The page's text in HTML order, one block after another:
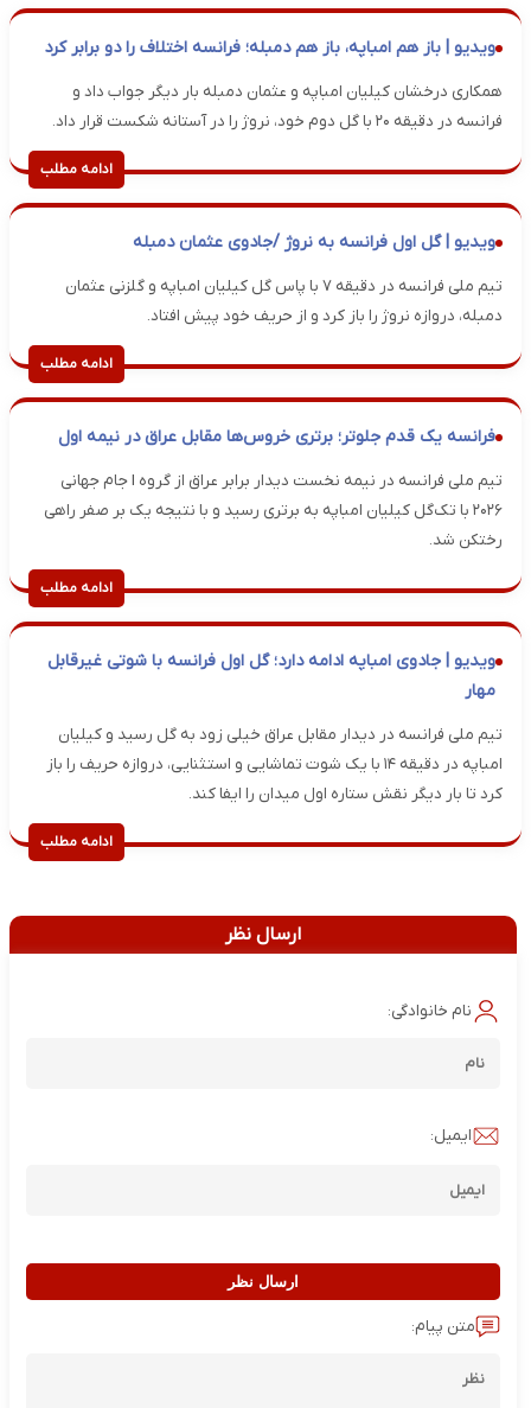
ویدیو | باز هم امباپه، باز هم دمبله؛ فرانسه اختلاف را دو برابر کرد
همکاری درخشان کیلیان امباپه و عثمان دمبله بار دیگر جواب داد و
فرانسه در دقیقه ۲۰ با گل دوم خود، نروژ را در آستانه شکست قرار داد.
ادامه مطلب
ویدیو | گل اول فرانسه به نروژ /جادوی عثمان دمبله
تیم ملی فرانسه در دقیقه ۷ با پاس گل کیلیان امباپه و گلزنی عثمان
دمبله، دروازه نروژ را باز کرد و از حریف خود پیش افتاد.
ادامه مطلب
فرانسه یک قدم جلوتر؛ برتری خروس‌ها مقابل عراق در نیمه اول
تیم ملی فرانسه در نیمه نخست دیدار برابر عراق از گروه I جام جهانی
۲۰۲۶ با تک‌گل کیلیان امباپه به برتری رسید و با نتیجه یک بر صفر راهی
رختکن شد.
ادامه مطلب
ویدیو | جادوی امباپه ادامه دارد؛ گل اول فرانسه با شوتی غیرقابل
مهار
تیم ملی فرانسه در دیدار مقابل عراق خیلی زود به گل رسید و کیلیان
امباپه در دقیقه ۱۴ با یک شوت تماشایی و استثنایی، دروازه حریف را باز
کرد تا بار دیگر نقش ستاره اول میدان را ایفا کند.
ادامه مطلب
ارسال نظر
نام خانوادگی:
ایمیل:
ارسال نظر
متن پیام: